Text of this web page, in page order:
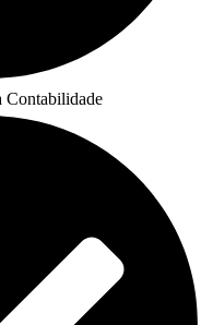
Contabilidade